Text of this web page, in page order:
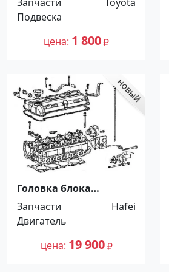
усиленная Краснодар
Подвеска
цена 1 800
Головка блока
цилиндров (ГБЦ) Hafei
Brio 468 Уфа
Запчасти
Hafei
Двигатель
цена 19 900